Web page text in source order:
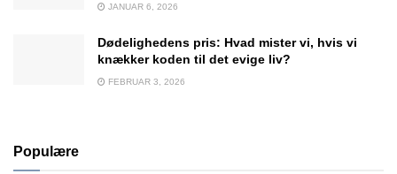
JANUAR 6, 2026
Dødelighedens pris: Hvad mister vi, hvis vi
knækker koden til det evige liv?
FEBRUAR 3, 2026
Populære